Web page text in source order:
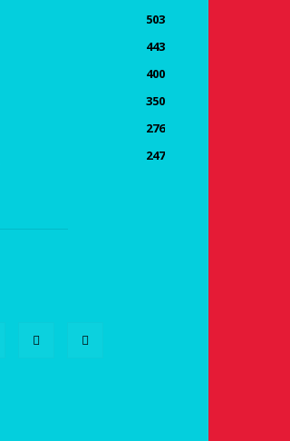
503
443
400
350
276
247